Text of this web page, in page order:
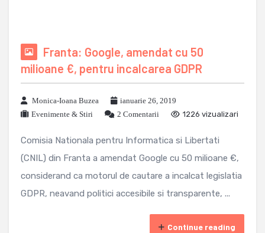
Franta: Google, amendat cu 50
milioane €, pentru incalcarea GDPR
Monica-Ioana Buzea
ianuarie 26, 2019
Evenimente & Stiri
2 Comentarii 1226 vizualizari
Comisia Nationala pentru Informatica si Libertati
(CNIL) din Franta a amendat Google cu 50 milioane €,
considerand ca motorul de cautare a incalcat legislatia
GDPR, neavand politici accesibile si transparente, ...
Continue reading